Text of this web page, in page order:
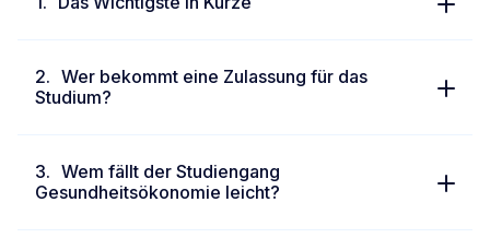
Wer bekommt eine Zulassung für das
Studium?
Wem fällt der Studiengang
Gesundheitsökonomie leicht?